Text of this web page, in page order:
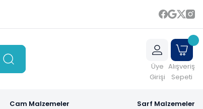
Üye
Girişi
Alışveriş
Sepeti
Cam Malzemeler Sarf Malzemeler